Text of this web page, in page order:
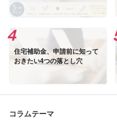
住宅補助金、申請前に知って
おきたい4つの落とし穴
コラムテーマ